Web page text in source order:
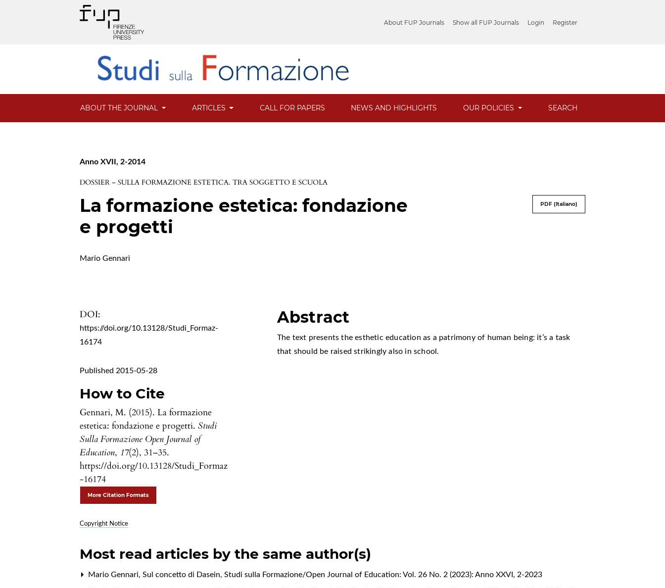
About FUP Journals Show all FUP Journals Login Register
ABOUT THE JOURNAL ARTICLES CALL FOR PAPERS NEWS AND HIGHLIGHTS OUR POLICIES SEARCH
Anno XVII, 2-2014
DOSSIER – SULLA FORMAZIONE ESTETICA. TRA SOGGETTO E SCUOLA
La formazione estetica: fondazione
e progetti
PDF (Italiano)
Mario Gennari
DOI:
https://doi.org/10.13128/Studi_Formaz-
16174
Published 2015-05-28
How to Cite
Gennari, M. (2015). La formazione
estetica: fondazione e progetti.Studi
Sulla Formazione Open Journal of
Education, 17(2), 31–35.
https://doi.org/10.13128/Studi_Formaz
-16174
More Citation Formats
Copyright Notice
Abstract
The text presents the esthetic education as a patrimony of human being: it’s a task
that should be raised strikingly also in school.
Most read articles by the same author(s)
Mario Gennari,Sul concetto di Dasein,Studi sulla Formazione/Open Journal of Education: Vol. 26 No. 2 (2023): Anno XXVI, 2-2023